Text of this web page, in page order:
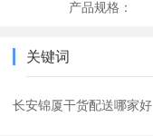
产品规格：
关键词
长安锦厦干货配送哪家好